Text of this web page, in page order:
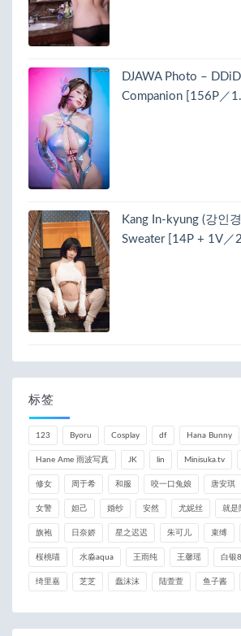
DJAWA Photo –
Companion [156P／
Kang In-kyung (강인
Sweater [14P + 1V／
标签
123 Byoru Cosplay df Hana Bunny
Hane Ame 雨波写真 JK lin Minisuka.tv
修女 周于希 和服 咬一口兔娘 唐安琪
女警 妲己 婚纱 安然 尤妮丝 就是
旗袍 日奈娇 星之迟迟 朱可儿 束缚
桜桃喵 水淼aqua 王雨纯 王馨瑶 白银
绮里嘉 芝芝 蠢沫沫 陆萱萱 鱼子酱